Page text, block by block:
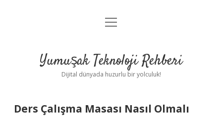
Anasayfa
Yasal Uyarı
menüyü
Yumuşak Teknoloji Rehberi
Dijital dünyada huzurlu bir yolculuk!
Ders Çalışma Masası Nasıl Olmalı